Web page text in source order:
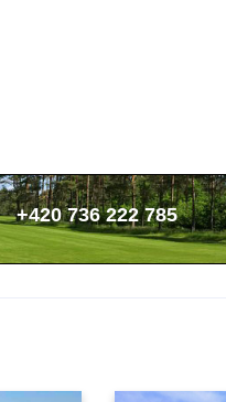
+420 736 222 785